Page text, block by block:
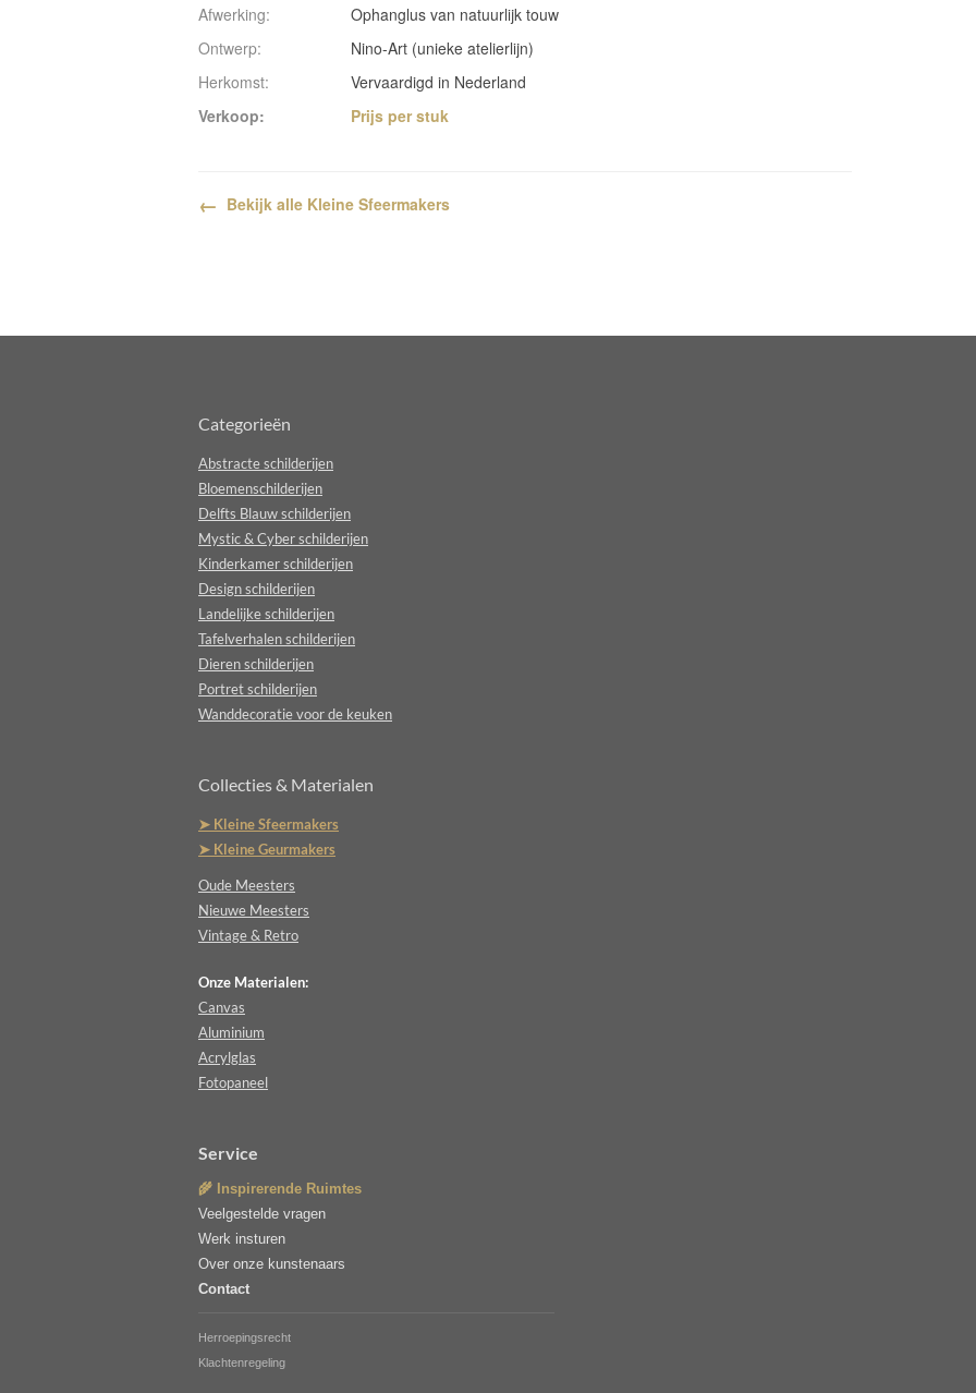
Afwerking:
Ophanglus van natuurlijk touw
Ontwerp:
Nino-Art (unieke atelierlijn)
Herkomst:
Vervaardigd in Nederland
Verkoop:
Prijs per stuk
← Bekijk alle Kleine Sfeermakers
Categorieën
Abstracte schilderijen
Bloemenschilderijen
Delfts Blauw schilderijen
Mystic & Cyber schilderijen
Kinderkamer schilderijen
Design schilderijen
Landelijke schilderijen
Tafelverhalen schilderijen
Dieren schilderijen
Portret schilderijen
Wanddecoratie voor de keuken
Collecties & Materialen
➤ Kleine Sfeermakers
➤ Kleine Geurmakers
Oude Meesters
Nieuwe Meesters
Vintage & Retro
Onze Materialen:
Canvas
Aluminium
Acrylglas
Fotopaneel
Service
🌾 Inspirerende Ruimtes
Veelgestelde vragen
Werk insturen
Over onze kunstenaars
Contact
Herroepingsrecht
Klachtenregeling